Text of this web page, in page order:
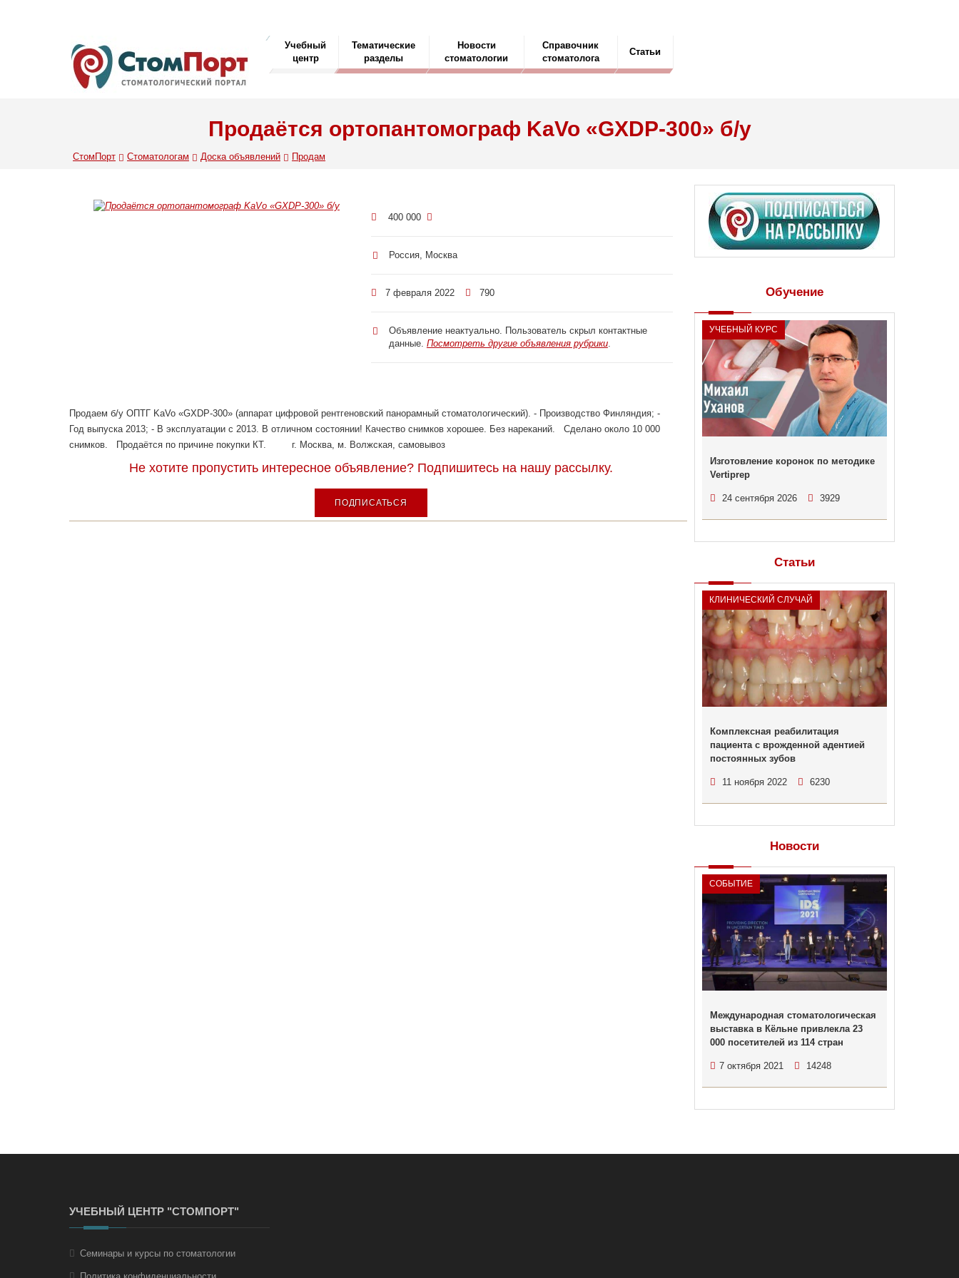
Учебный
центр
Тематические
разделы
Новости
стоматологии
Справочник
стоматолога
Статьи
Продаётся ортопантомограф KaVo «GXDP-300» б/у
СтомПорт Стоматологам Доска объявлений Продам
400 000
Россия, Москва
7 февраля 2022 790
Объявление неактуально. Пользователь скрыл контактные
данные. Посмотреть другие объявления рубрики.
Продаем б/у ОПТГ KaVo «GXDP-300» (аппарат цифровой рентгеновский панорамный стоматологический). - Производство Финляндия; -
Год выпуска 2013; - В эксплуатации с 2013. В отличном состоянии! Качество снимков хорошее. Без нареканий. Сделано около 10 000
снимков. Продаётся по причине покупки КТ. г. Москва, м. Волжская, самовывоз
Не хотите пропустить интересное объявление? Подпишитесь на нашу рассылку.
ПОДПИСАТЬСЯ
Обучение
УЧЕБНЫЙ КУРС
Изготовление коронок по методике
Vertiprep
24 сентября 2026 3929
Статьи
КЛИНИЧЕСКИЙ СЛУЧАЙ
Комплексная реабилитация
пациента с врожденной адентией
постоянных зубов
11 ноября 2022 6230
Новости
СОБЫТИЕ
Международная стоматологическая
выставка в Кёльне привлекла 23
000 посетителей из 114 стран
7 октября 2021 14248
УЧЕБНЫЙ ЦЕНТР "СТОМПОРТ"
Семинары и курсы по стоматологии